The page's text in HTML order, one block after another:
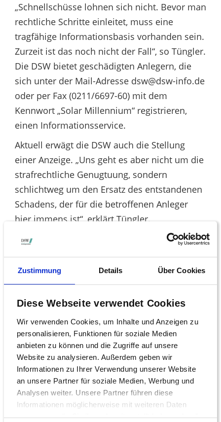
Zustimmung Details Über Cookies
Diese Webseite verwendet Cookies
Wir verwenden Cookies, um Inhalte und Anzeigen zu
personalisieren, Funktionen für soziale Medien
anbieten zu können und die Zugriffe auf unsere
Website zu analysieren. Außerdem geben wir
Informationen zu Ihrer Verwendung unserer Website
an unsere Partner für soziale Medien, Werbung und
Analysen weiter. Unsere Partner führen diese
Informationen möglicherweise mit weiteren Daten
zusammen, die Sie ihnen bereitgestellt haben oder die
„Schnellschüsse lohnen sich nicht. Bevor man
rechtliche Schritte einleitet, muss eine
tragfähige Informationsbasis vorhanden sein.
Zurzeit ist das noch nicht der Fall“, so Tüngler.
Die DSW bietet geschädigten Anlegern, die
sich unter der Mail-Adresse dsw@dsw-info.de
oder per Fax (0211/6697-60) mit dem
Kennwort „Solar Millennium“ registrieren,
einen Informationsservice.
Aktuell erwägt die DSW auch die Stellung
einer Anzeige. „Uns geht es aber nicht um die
strafrechtliche Genugtuung, sondern
schlichtweg um den Ersatz des entstandenen
Schadens, der für die betroffenen Anleger
hier immens ist“, erklärt Tüngler.
Anleihegläubigern rät die Schutzvereinigung
zudem, ihre Ansprüche möglichst bald dem
Volker Böhm vom Nürnberger Büro der
Braun, gegenüber anzumelden.
Eine besondere Rolle bei der Aufklärung des
Falles könnte nach Meinung der DSW noch
Utz Claassen zukommen. Der ehemalige
EnBW-Chef hatte seine Position als neuer
Vorstandsvorsitzender der Solar Millennium
AG bereits nach wenigen Wochen wieder
aufgegeben. „Sollte Herr Claassen zum